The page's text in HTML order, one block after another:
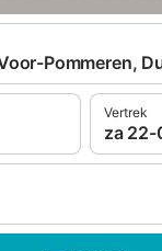
Pommeren,
Vertrek
za 22-